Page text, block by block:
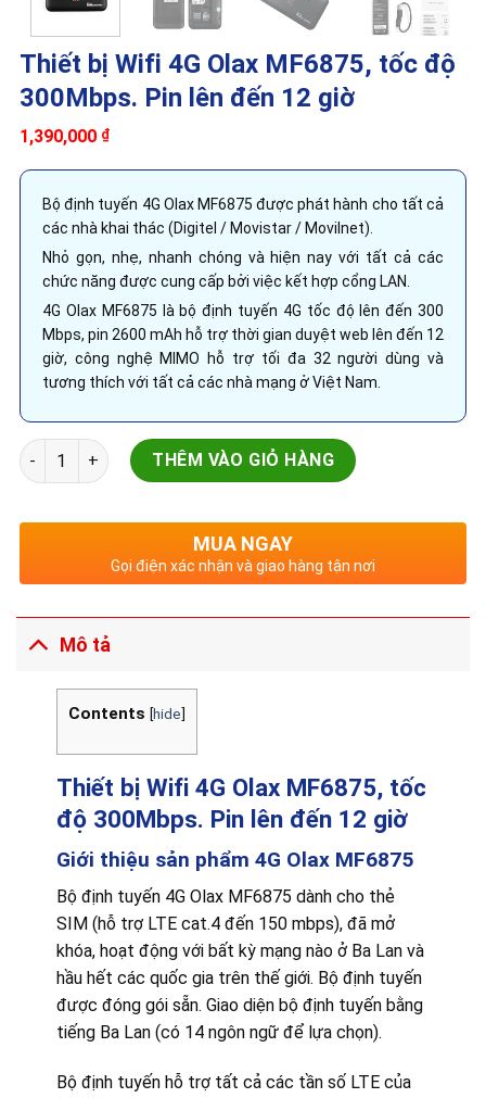
Thiết bị Wifi 4G Olax MF6875, tốc độ
300Mbps. Pin lên đến 12 giờ
1,390,000 ₫
Bộ định tuyến 4G Olax MF6875 được phát hành cho tất cả
các nhà khai thác (Digitel / Movistar / Movilnet).
Nhỏ gọn, nhẹ, nhanh chóng và hiện nay với tất cả các
chức năng được cung cấp bởi việc kết hợp cổng LAN.
4G Olax MF6875 là bộ định tuyến 4G tốc độ lên đến 300
Mbps, pin 2600 mAh hỗ trợ thời gian duyệt web lên đến 12
giờ, công nghệ MIMO hỗ trợ tối đa 32 người dùng và
tương thích với tất cả các nhà mạng ở Việt Nam.
Thiết bị Wifi 4G Olax MF6875, tốc độ 300Mbps. Pin lên đến
THÊM VÀO GIỎ HÀNG
MUA NGAY
Gọi điện xác nhận và giao hàng tận nơi
Mô tả
Contents [hide]
Thiết bị Wifi 4G Olax MF6875, tốc
độ 300Mbps. Pin lên đến 12 giờ
Giới thiệu sản phẩm 4G Olax MF6875
Bộ định tuyến 4G Olax MF6875 dành cho thẻ
SIM (hỗ trợ LTE cat.4 đến 150 mbps), đã mở
khóa, hoạt động với bất kỳ mạng nào ở Ba Lan và
hầu hết các quốc gia trên thế giới. Bộ định tuyến
được đóng gói sẵn. Giao diện bộ định tuyến bằng
tiếng Ba Lan (có 14 ngôn ngữ để lựa chọn).
Bộ định tuyến hỗ trợ tất cả các tần số LTE của